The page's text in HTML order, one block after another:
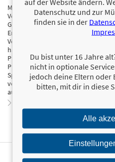
Markus Miller ist seit dem Jahr
Vermögensanlagemagazins
Geschäftsführer des Medien-
Er ist gelernter Bankkaufmann und
Vermögensmanagement studiert.
haben seine Empfehlungen und
Praxisbezug. In seinen Seminaren
Privatanleger, Unternehmer,
Spektrum des
vertraut und zeigt anhand konkreter
aussehen können.
Datenschutz und zur
finden sie in der
Du bist unter 16 Jahre
nicht in optionale
jedoch deine Eltern
bitten, mit dir in diese
Alle